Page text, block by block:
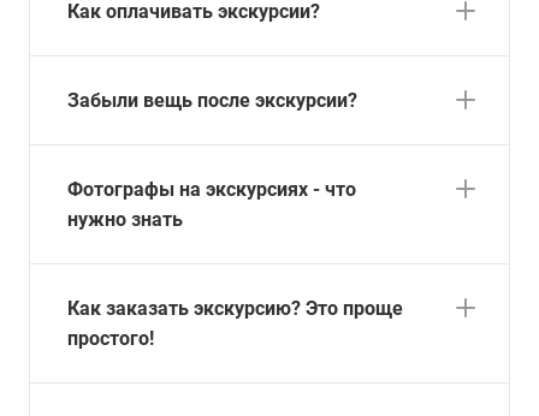
Как оплачивать экскурсии?
Забыли вещь после экскурсии?
Фотографы на экскурсиях - что
нужно знать
Как заказать экскурсию? Это проще
простого!